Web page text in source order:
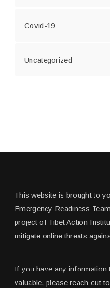
Covid-19
Uncategorized
This website is brought to
Emergency Readiness
project of Tibet Action
mitigate online threats
If you have any information
valuable, please reach out